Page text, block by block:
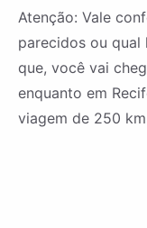
Atenção: Vale
parecidos ou qual
que, você vai
enquanto em
viagem de 250